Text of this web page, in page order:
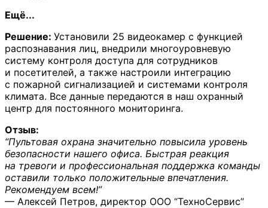
Ещё...
Решение: Установили 25 видеокамер с функцией
распознавания лиц, внедрили многоуровневую
систему контроля доступа для сотрудников
и посетителей, а также настроили интеграцию
с пожарной сигнализацией и системами контроля
климата. Все данные передаются в наш охранный
центр для постоянного мониторинга.
Отзыв:
“Пультовая охрана значительно повысила уровень
безопасности нашего офиса. Быстрая реакция
на тревоги и профессиональная поддержка команды
оставили только положительные впечатления.
Рекомендуем всем!”
— Алексей Петров, директор ООО “ТехноСервис”